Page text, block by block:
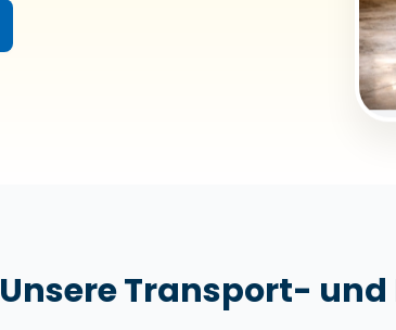
Unsere Transport-